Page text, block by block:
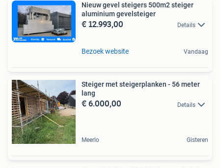
Nieuw gevel steigers 500m2 steiger
aluminium gevelsteiger
€ 12.993,00 Details
Bezoek website Vandaag
Steiger met steigerplanken - 56 meter
lang
€ 6.000,00 Details
Meerlo Gisteren